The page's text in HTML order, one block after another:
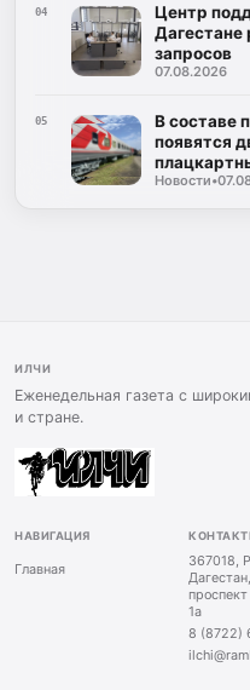
04
Центр
Дагестане
запросов
07.08.2026
05
В составе
появятся
Новости•
ИЛЧИ
Еженедельная газета с
и стране.
НАВИГАЦИЯ
Главная
367018,
1а
8 (8722)